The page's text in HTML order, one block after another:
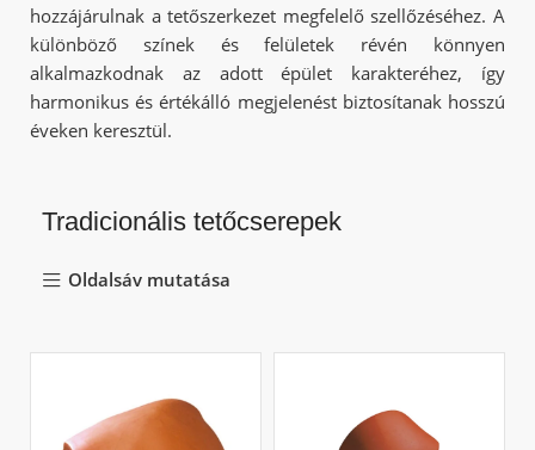
hozzájárulnak a tetőszerkezet megfelelő szellőzéséhez. A
különböző színek és felületek révén könnyen
alkalmazkodnak az adott épület karakteréhez, így
harmonikus és értékálló megjelenést biztosítanak hosszú
éveken keresztül.
Tradicionális tetőcserepek
Oldalsáv mutatása